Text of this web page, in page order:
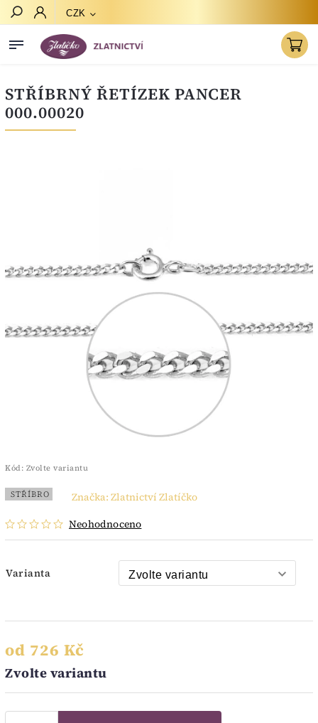
CZK
STŘÍBRNÝ ŘETÍZEK PANCER
000.00020
Kód: Zvolte variantu
STŘÍBRO
Neohodnoceno
Značka: Zlatnictví Zlatíčko
Varianta
od 726 Kč
Zvolte variantu